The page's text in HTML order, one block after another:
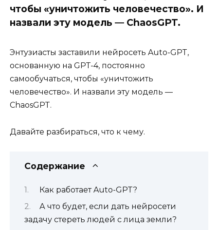
чтобы «уничтожить человечество». И
назвали эту модель — ChaosGPT.
Энтузиасты заставили нейросеть Auto-GPT,
основанную на GPT-4, постоянно
самообучаться, чтобы «уничтожить
человечество». И назвали эту модель —
ChaosGPT.
Давайте разбираться, что к чему.
Содержание
Как работает Auto-GPT?
А что будет, если дать нейросети
задачу стереть людей с лица земли?